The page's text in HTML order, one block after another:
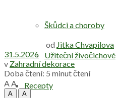
Škůdci a choroby
Užiteční živočichové
Recepty
od Jitka Chvapilova
31.5.2026
v Zahradní dekorace
Doba čtení: 5 minut čtení
AA
A
A